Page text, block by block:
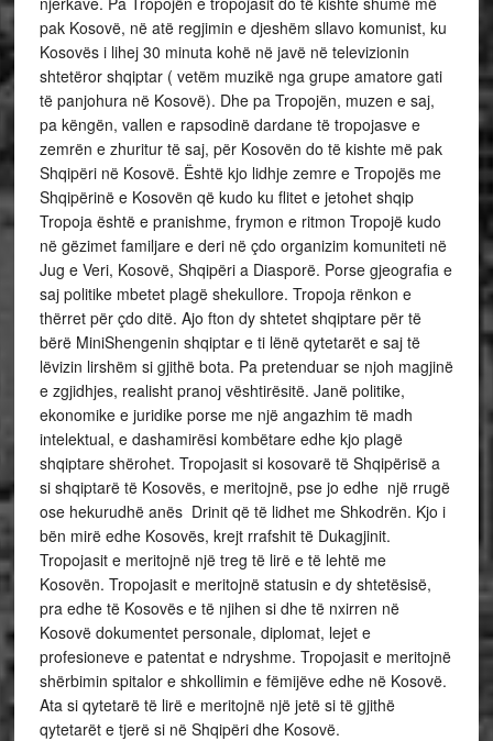
pak Kosovë, në atë regjimin e djeshëm sllavo komunist, ku
Kosovës i lihej 30 minuta kohë në javë në televizionin
shtetëror shqiptar ( vetëm muzikë nga grupe amatore gati
të panjohura në Kosovë). Dhe pa Tropojën, muzen e saj,
pa këngën, vallen e rapsodinë dardane të tropojasve e
zemrën e zhuritur të saj, për Kosovën do të kishte më pak
Shqipëri në Kosovë. Është kjo lidhje zemre e Tropojës me
Shqipërinë e Kosovën që kudo ku flitet e jetohet shqip
Tropoja është e pranishme, frymon e ritmon Tropojë kudo
në gëzimet familjare e deri në çdo organizim komuniteti në
Jug e Veri, Kosovë, Shqipëri a Diasporë. Porse gjeografia e
saj politike mbetet plagë shekullore. Tropoja rënkon e
thërret për çdo ditë. Ajo fton dy shtetet shqiptare për të
bërë MiniShengenin shqiptar e ti lënë qytetarët e saj të
lëvizin lirshëm si gjithë bota. Pa pretenduar se njoh magjinë
e zgjidhjes, realisht pranoj vështirësitë. Janë politike,
ekonomike e juridike porse me një angazhim të madh
intelektual, e dashamirësi kombëtare edhe kjo plagë
shqiptare shërohet. Tropojasit si kosovarë të Shqipërisë a
si shqiptarë të Kosovës, e meritojnë, pse jo edhe një rrugë
ose hekurudhë anës Drinit që të lidhet me Shkodrën. Kjo i
bën mirë edhe Kosovës, krejt rrafshit të Dukagjinit.
Tropojasit e meritojnë një treg të lirë e të lehtë me
Kosovën. Tropojasit e meritojnë statusin e dy shtetësisë,
pra edhe të Kosovës e të njihen si dhe të nxirren në
Kosovë dokumentet personale, diplomat, lejet e
profesioneve e patentat e ndryshme. Tropojasit e meritojnë
shërbimin spitalor e shkollimin e fëmijëve edhe në Kosovë.
Ata si qytetarë të lirë e meritojnë një jetë si të gjithë
qytetarët e tjerë si në Shqipëri dhe Kosovë.